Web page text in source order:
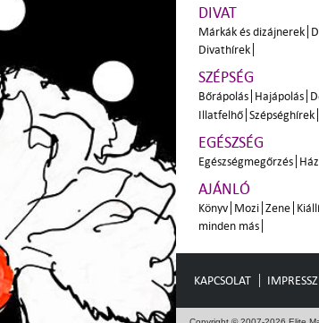
DIVAT
Márkák és dizájnerek
Divathírek
SZÉPSÉG
Bőrápolás Hajápolás
Illatfelhő Szépséghírek
EGÉSZSÉG
Egészségmegőrzés
AJÁNLÓ
Könyv Mozi Zene
minden más
KAPCSOLAT